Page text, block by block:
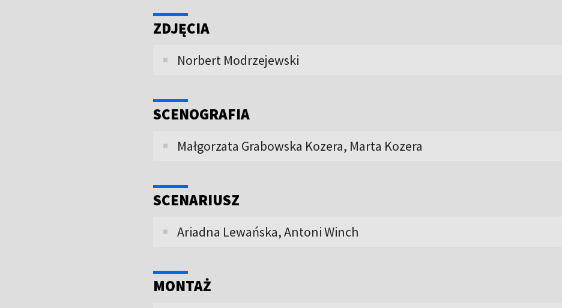
ZDJĘCIA
Norbert Modrzejewski
SCENOGRAFIA
Małgorzata Grabowska Kozera, Marta Kozera
SCENARIUSZ
Ariadna Lewańska, Antoni Winch
MONTAŻ